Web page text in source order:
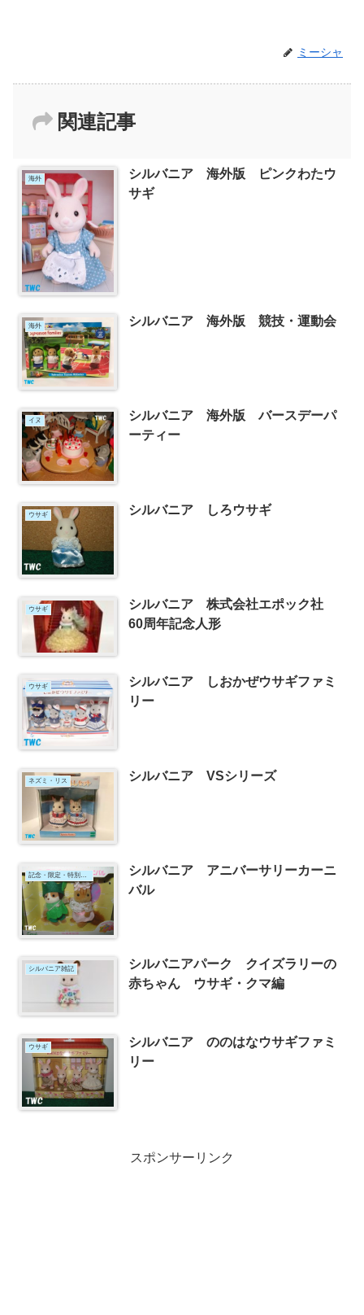
ミーシャ
関連記事
海外
シルバニア 海外版 ピンクわたウ
サギ
海外 シルバニア 海外版 競技・運動会
イヌ
シルバニア 海外版 バースデーパ
ーティー
ウサギ シルバニア しろウサギ
ウサギ
シルバニア 株式会社エポック社
60周年記念人形
ウサギ
シルバニア しおかぜウサギファミ
リー
ネズミ・リス シルバニア VSシリーズ
シルバニア アニバーサリーカーニ
バル
シルバニア雑記
シルバニアパーク クイズラリーの
赤ちゃん ウサギ・クマ編
ウサギ
シルバニア ののはなウサギファミ
リー
スポンサーリンク